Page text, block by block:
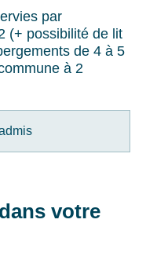
par
(+ possibilité de lit
de 4 à 5
à 2
votre